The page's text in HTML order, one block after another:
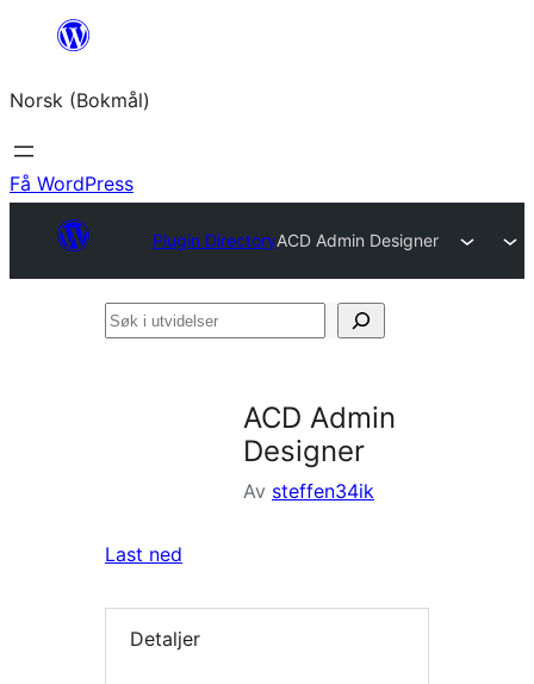
Hopp
innhold
Norsk (Bokmål)
Få WordPress
Plugin DirectoryACD Admin Designer
Søk
ACD Admin
Designer
Av steffen34ik
Last ned
Detaljer